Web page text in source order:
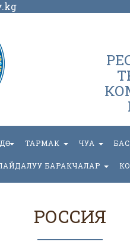
ТАРМАК ЧУА
БАРАКЧАЛАР
РОССИЯ